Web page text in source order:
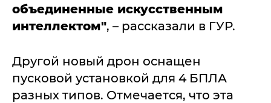
объединенные искусственным
интеллектом", – рассказали в ГУР.
Другой новый дрон оснащен
пусковой установкой для 4 БПЛА
разных типов. Отмечается, что эта